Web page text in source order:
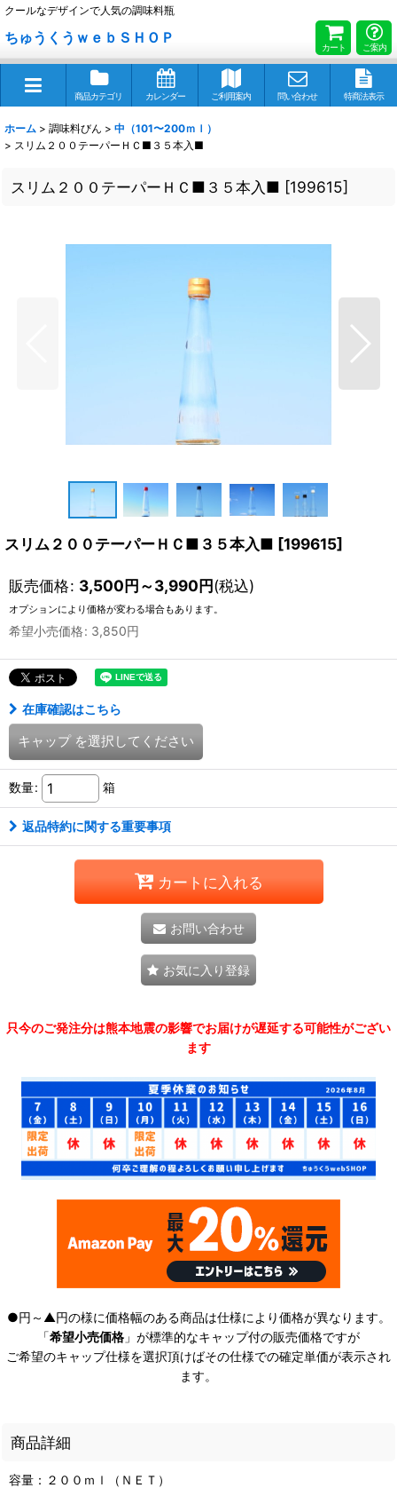
クールなデザインで人気の調味料瓶
ちゅうくうｗｅｂＳＨＯＰ
カート ご案内
商品カテゴリ カレンダー ご利用案内 問い合わせ 特商法表示
ホーム > 調味料びん > 中（101〜200ｍｌ）
> スリム２００テーパーＨＣ■３５本入■
スリム２００テーパーＨＣ■３５本入■ [199615]
スリム２００テーパーＨＣ■３５本入■ [199615]
販売価格: 3,500円～3,990円(税込)
オプションにより価格が変わる場合もあります。
希望小売価格: 3,850円
在庫確認はこちら
キャップ を選択してください
数量: 箱
返品特約に関する重要事項
カートに入れる
お問い合わせ
お気に入り登録
只今のご発注分は熊本地震の影響でお届けが遅延する可能性がござい
ます
●円～▲円の様に価格幅のある商品は仕様により価格が異なります。
「希望小売価格 」が標準的なキャップ付の販売価格ですが
ご希望のキャップ仕様を選択頂けばその仕様での確定単価が表示され
ます。
商品詳細
容量：２００ｍｌ（ＮＥＴ）